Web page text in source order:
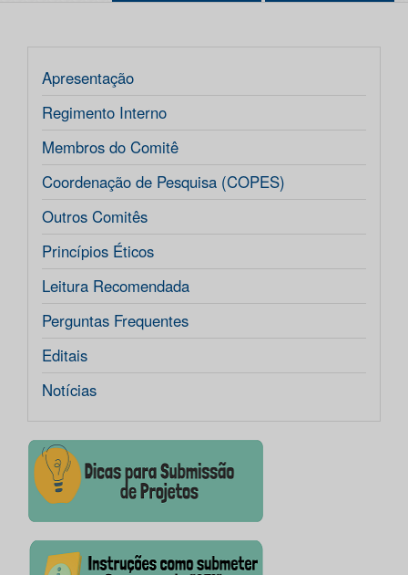
Apresentação
Regimento Interno
Membros do Comitê
Coordenação de Pesquisa (COPES)
Outros Comitês
Princípios Éticos
Leitura Recomendada
Perguntas Frequentes
Editais
Notícias